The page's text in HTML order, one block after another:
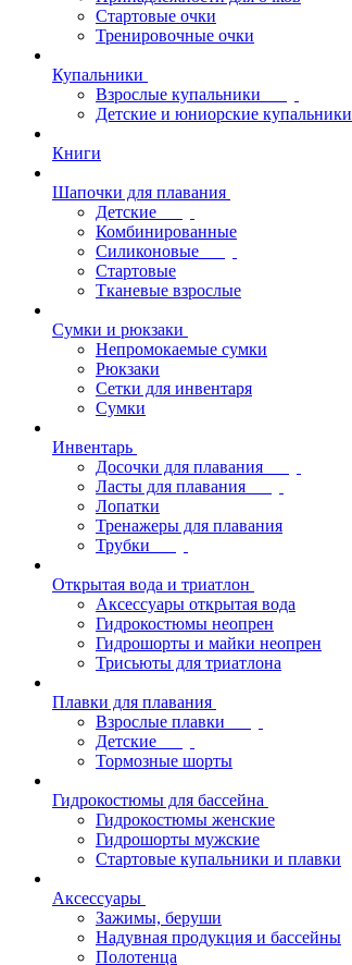
Стартовые очки
Тренировочные очки
Купальники
Взрослые купальники
Детские и юниорские купальники
Книги
Шапочки для плавания
Детские
Комбинированные
Силиконовые
Стартовые
Тканевые взрослые
Сумки и рюкзаки
Непромокаемые сумки
Рюкзаки
Сетки для инвентаря
Сумки
Инвентарь
Досочки для плавания
Ласты для плавания
Лопатки
Тренажеры для плавания
Трубки
Открытая вода и триатлон
Аксессуары открытая вода
Гидрокостюмы неопрен
Гидрошорты и майки неопрен
Трисьюты для триатлона
Плавки для плавания
Взрослые плавки
Детские
Тормозные шорты
Гидрокостюмы для бассейна
Гидрокостюмы женские
Гидрошорты мужские
Стартовые купальники и плавки
Аксессуары
Зажимы, беруши
Надувная продукция и бассейны
Полотенца